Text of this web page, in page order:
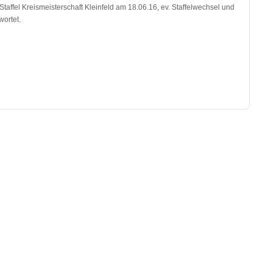
Kreismeisterschaft Kleinfeld am 18.06.16, ev. Staffelwechsel und